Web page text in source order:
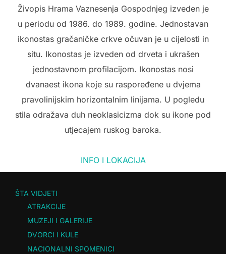
Živopis Hrama Vaznesenja Gospodnjeg izveden je
u periodu od 1986. do 1989. godine. Jednostavan
ikonostas gračaničke crkve očuvan je u cijelosti in
situ. Ikonostas je izveden od drveta i ukrašen
jednostavnom profilacijom. Ikonostas nosi
dvanaest ikona koje su raspoređene u dvjema
pravolinijskim horizontalnim linijama. U pogledu
stila odražava duh neoklasicizma dok su ikone pod
utjecajem ruskog baroka.
INFO I LOKACIJA
ŠTA VIDJETI
ATRAKCIJE
MUZEJI I GALERIJE
DVORCI I KULE
NACIONALNI SPOMENICI